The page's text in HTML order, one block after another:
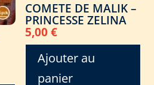
COMETE DE MALIK –
PRINCESSE ZELINA
5,00€
Ajouter au
panier